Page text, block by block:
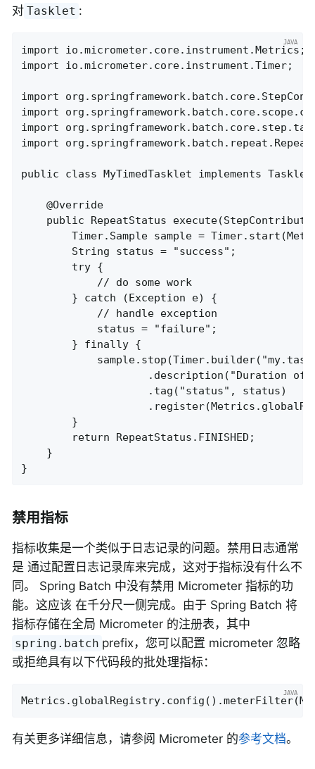
对 Tasklet :
import io.micrometer.core.instrument.Metrics;
import io.micrometer.core.instrument.Timer;
import
import
import
import
public class MyTimedTasklet implements
	@Override
		Timer.Sample sample = Timer.start(Metrics.globalRegistry);
禁用指标
指标收集是一个类似于日志记录的问题。禁用日志通常
是 通过配置日志记录库来完成，这对于指标没有什么不
同。 Spring Batch 中没有禁用 Micrometer 指标的功
能。这应该 在千分尺一侧完成。由于 Spring Batch 将
指标存储在全局 Micrometer 的注册表，其中
spring.batch prefix，您可以配置 micrometer 忽略
或拒绝具有以下代码段的批处理指标：
有关更多详细信息，请参阅 Micrometer 的参考文档。